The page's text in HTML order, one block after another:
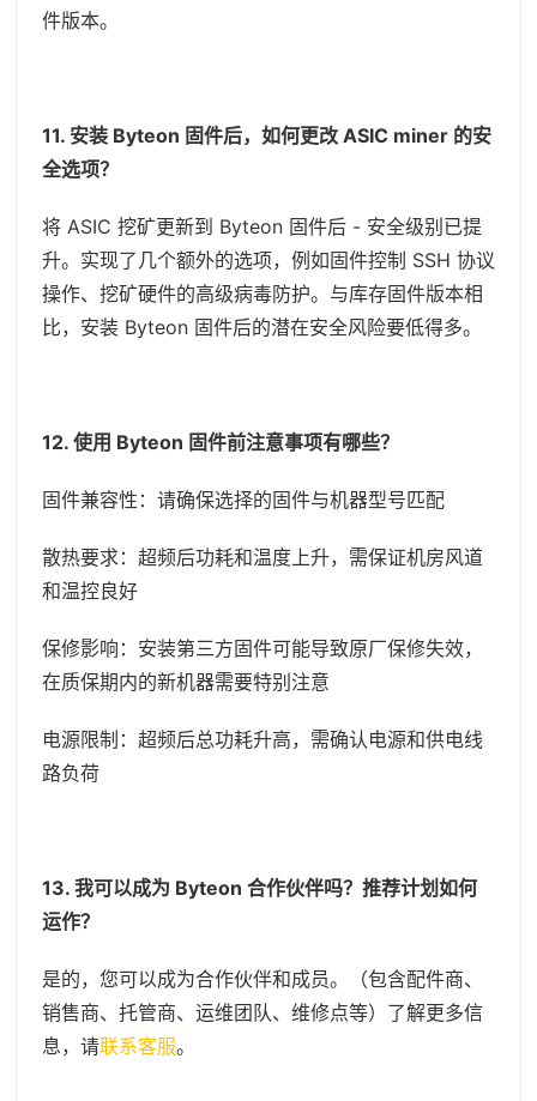
件版本。
11. 安装 Byteon 固件后，如何更改 ASIC miner 的安
全选项？
将 ASIC 挖矿更新到 Byteon 固件后 - 安全级别已提
升。实现了几个额外的选项，例如固件控制 SSH 协议
操作、挖矿硬件的高级病毒防护。与库存固件版本相
比，安装 Byteon 固件后的潜在安全风险要低得多。
12. 使用 Byteon 固件前注意事项有哪些？
固件兼容性：请确保选择的固件与机器型号匹配
散热要求：超频后功耗和温度上升，需保证机房风道
和温控良好
保修影响：安装第三方固件可能导致原厂保修失效，
在质保期内的新机器需要特别注意
电源限制：超频后总功耗升高，需确认电源和供电线
路负荷
13. 我可以成为 Byteon 合作伙伴吗？推荐计划如何
运作？
是的，您可以成为合作伙伴和成员。（包含配件商、
销售商、托管商、运维团队、维修点等）了解更多信
息，请联系客服。